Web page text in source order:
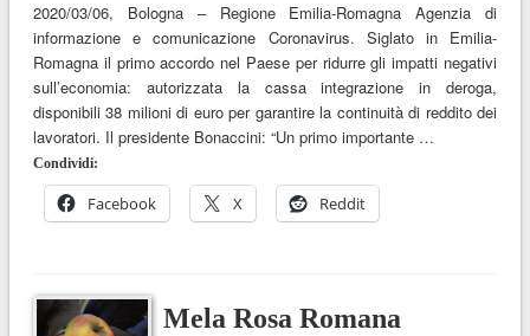
2020/03/06, Bologna – Regione Emilia-Romagna Agenzia di
informazione e comunicazione Coronavirus. Siglato in Emilia-
Romagna il primo accordo nel Paese per ridurre gli impatti negativi
sull’economia: autorizzata la cassa integrazione in deroga,
disponibili 38 milioni di euro per garantire la continuità di reddito dei
lavoratori. Il presidente Bonaccini: “Un primo importante …
Condividi:
Facebook X Reddit
Mela Rosa Romana